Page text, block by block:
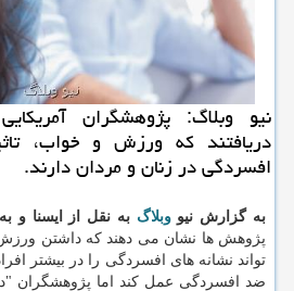
نیو وبلاگ: پژوهشگران
دریافتند كه ورزش و خواب،
افسردگی در زنان و مردان دارند.
به گزارش نیووبلاگ به نقل از ایسنا و
پژوهش ها نشان می دهند كه داشتن
تواند نشانه های افسردگی را در بیشتر